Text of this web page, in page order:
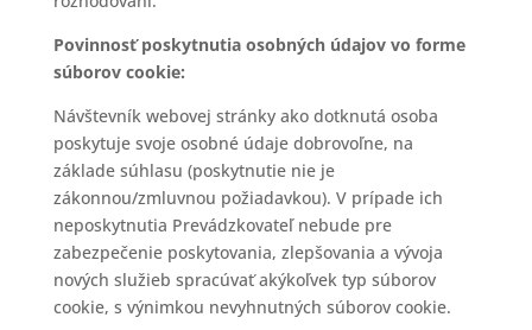
Povinnosť poskytnutia osobných údajov vo forme
súborov cookie:
Návštevník webovej stránky ako dotknutá osoba
poskytuje svoje osobné údaje dobrovoľne, na
základe súhlasu (poskytnutie nie je
zákonnou/zmluvnou požiadavkou). V prípade ich
neposkytnutia Prevádzkovateľ nebude pre
zabezpečenie poskytovania, zlepšovania a vývoja
nových služieb spracúvať akýkoľvek typ súborov
cookie, s výnimkou nevyhnutných súborov cookie.